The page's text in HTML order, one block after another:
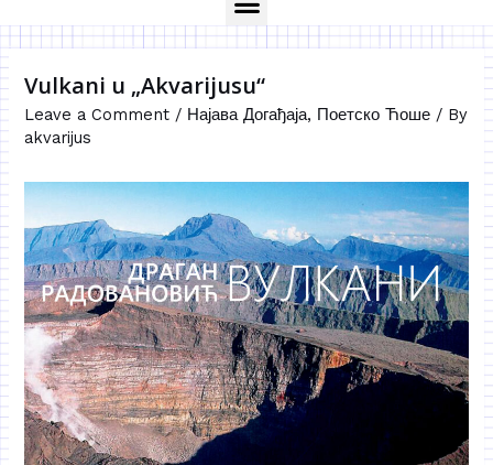
Vulkani u „Akvarijusu“
Leave a Comment / Најава Догађаја, Поетско Ћоше / By
akvarijus